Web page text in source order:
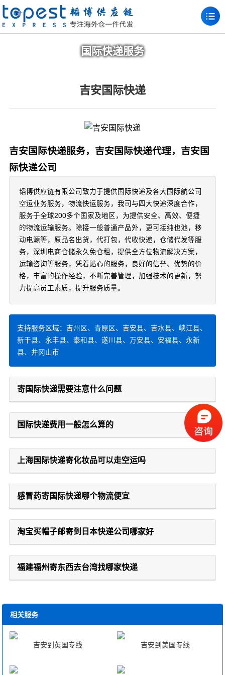
国际快递服务
吉安国际快递
吉安国际快递服务，吉安国际快递代理，吉安国
际快递公司
韬博供应链有限公司致力于提供国际快递及各大国际航公司
空运业务服务，物流快运服务，我司与四大快递深度合作，
服务于全球200多个国家及地区，为提供安全、高效、便捷
的物流运输服务。除接一般普通产品外，更可接纯也池，移
动电源等，原品名出货，代打包，代收快递，仓储代发等服
务，深圳电商仓储永久免仓租，提供全方位物流解决方案，
运输咨询等服务，凭着贴心的服务，良好的信誉、优势的价
格，丰富的操作经验，不断完善管理，加强技术的更新，努
力提高员工素质，提升服务质量。
支持服务区域：吉州区、青原区、吉安县、吉水县、峡江县、
新干县、永丰县、泰和县、遂川县、万安县、安福县、永新
县、井冈山市
寄国际快递需要注意什么问题
国际快递费用一般怎么算的
上海国际快递寄化妆品可以走空运吗
感冒药寄国际快递哪个物流便宜
淘宝买帽子邮寄到日本快递公司哪家好
福建福州寄东西去台湾找哪家快递
相关服务
吉安到英国专线 吉安到美国专线